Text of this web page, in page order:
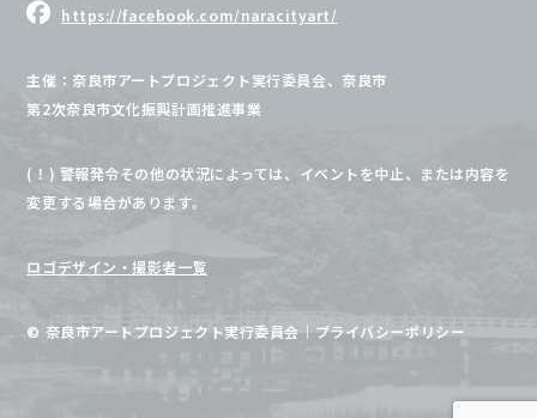
https://facebook.com/naracityart/
主催：奈良市アートプロジェクト実行委員会、奈良市
第2次奈良市文化振興計画推進事業
(！) 警報発令その他の状況によっては、イベントを中止、または内容を
変更する場合があります。
ロゴデザイン・撮影者一覧
© 奈良市アートプロジェクト実行委員会 ｜ プライバシーポリシー